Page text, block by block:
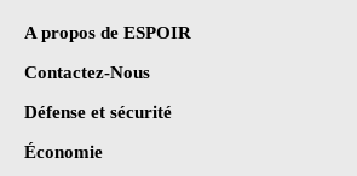
A propos de ESPOIR
Contactez-Nous
Défense et sécurité
Économie